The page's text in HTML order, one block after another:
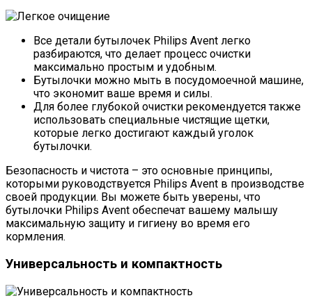
Все детали бутылочек Philips Avent легко
разбираются, что делает процесс очистки
максимально простым и удобным.
Бутылочки можно мыть в посудомоечной машине,
что экономит ваше время и силы.
Для более глубокой очистки рекомендуется также
использовать специальные чистящие щетки,
которые легко достигают каждый уголок
бутылочки.
Безопасность и чистота – это основные принципы,
которыми руководствуется Philips Avent в производстве
своей продукции. Вы можете быть уверены, что
бутылочки Philips Avent обеспечат вашему малышу
максимальную защиту и гигиену во время его
кормления.
Универсальность и компактность